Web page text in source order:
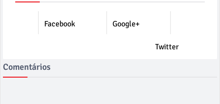
Facebook Google+
Twitter
Comentários